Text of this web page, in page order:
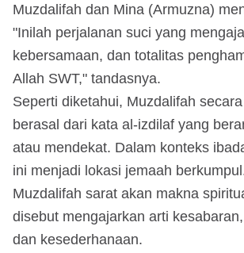
Muzdalifah dan Mina (Armuzna)
"Inilah perjalanan suci yang
kebersamaan, dan totalitas
Allah SWT," tandasnya.
Seperti diketahui, Muzdalifah
berasal dari kata al-izdilaf yang
atau mendekat. Dalam konteks
ini menjadi lokasi jemaah
Muzdalifah sarat akan makna
disebut mengajarkan arti
dan kesederhanaan.